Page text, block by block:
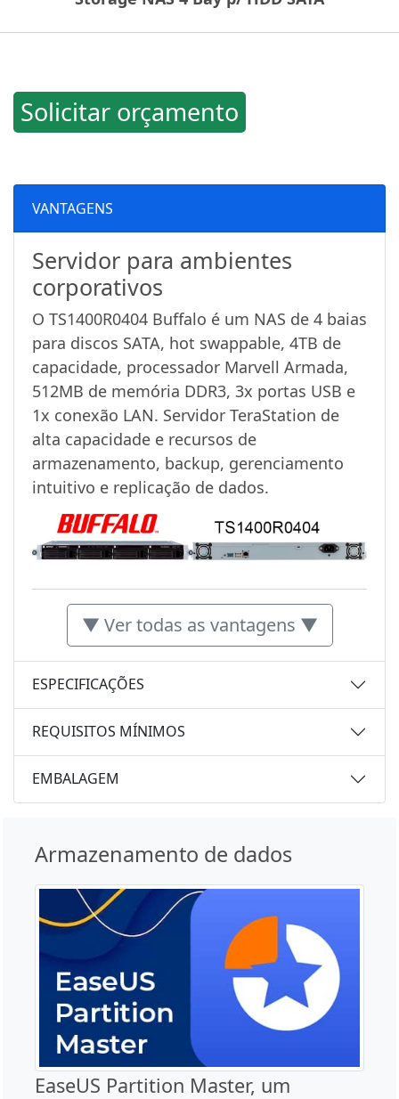
Solicitar orçamento
VANTAGENS
Servidor para ambientes
corporativos
O TS1400R0404 Buffalo é um NAS de 4 baias
para discos SATA, hot swappable, 4TB de
capacidade, processador Marvell Armada,
512MB de memória DDR3, 3x portas USB e
1x conexão LAN. Servidor TeraStation de
alta capacidade e recursos de
armazenamento, backup, gerenciamento
intuitivo e replicação de dados.
▼ Ver todas as vantagens ▼
ESPECIFICAÇÕES
REQUISITOS MÍNIMOS
EMBALAGEM
Armazenamento de dados
EaseUS Partition Master, um